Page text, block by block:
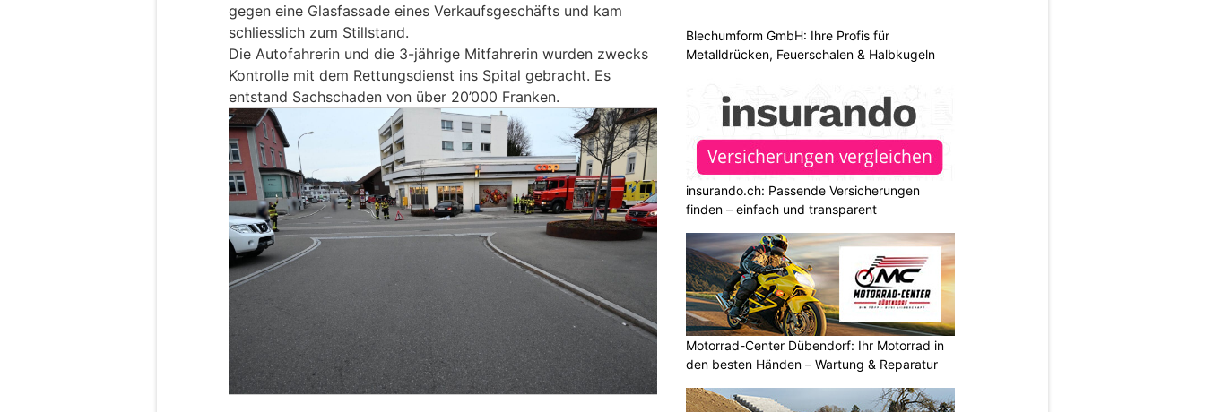
gegen eine Glasfassade eines Verkaufsgeschäfts und kam
schliesslich zum Stillstand.
Die Autofahrerin und die 3-jährige Mitfahrerin wurden zwecks
Kontrolle mit dem Rettungsdienst ins Spital gebracht. Es
entstand Sachschaden von über 20’000 Franken.
Blechumform GmbH: Ihre Profis für
Metalldrücken, Feuerschalen & Halbkugeln
insurando.ch: Passende Versicherungen
finden – einfach und transparent
Motorrad-Center Dübendorf: Ihr Motorrad in
den besten Händen – Wartung & Reparatur